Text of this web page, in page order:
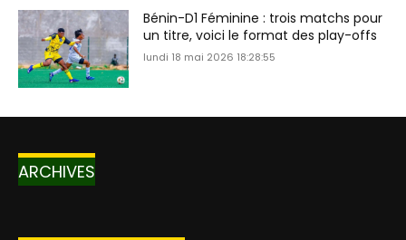
Bénin-D1 Féminine : trois matchs pour
un titre, voici le format des play-offs
lundi 18 mai 2026 18:28:55
ARCHIVES